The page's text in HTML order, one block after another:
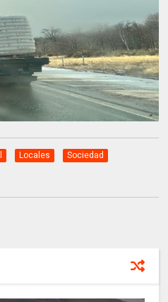
Locales Sociedad